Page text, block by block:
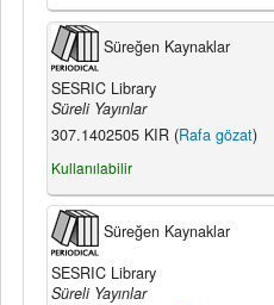
Süreğen Kaynaklar
SESRIC Library
Süreli Yayınlar
307.1402505 KIR (Rafa gözat)
Kullanılabilir
Süreğen Kaynaklar
SESRIC Library
Süreli Yayınlar